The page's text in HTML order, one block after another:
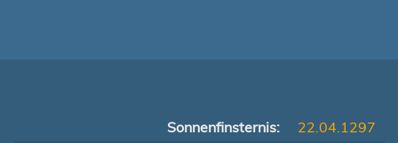
Sonnenfinsternis:
22.04.1297